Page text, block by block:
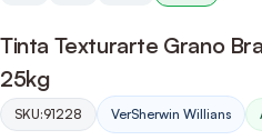
Tinta Texturarte Grano
25kg
SKU:91228 VerSherwin Willians